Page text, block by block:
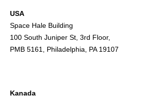
USA
Space Hale Building
100 South Juniper St, 3rd Floor,
PMB 5161, Philadelphia, PA 19107
Kanada